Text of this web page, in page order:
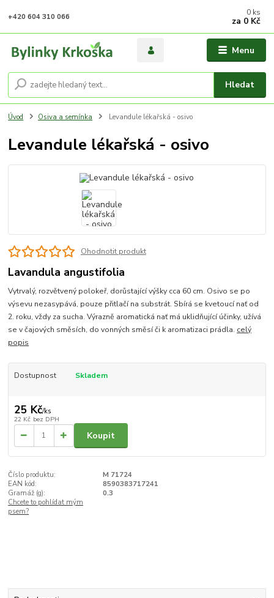
Menu
Hledat
+420 604 310 066 0 ks
za 0 Kč
Úvod Osiva a semínka Levandule lékařská - osivo
Levandule lékařská - osivo
Ohodnotit produkt
Lavandula angustifolia
Vytrvalý, rozvětvený polokeř, dorůstající výšky cca 60 cm. Osivo se po
výsevu nezasypává, pouze přitlačí na substrát. Sbírá se kvetoucí nať od
2. roku, vždy za sucha. Výrazně aromatická nať má uklidňující účinky, užívá
se v čajových směsích, do vonných směsí či k aromatizaci prádla. celý
popis
Dostupnost Skladem
25 Kč/ks
22 Kč bez DPH
Koupit
Číslo produktu:
M 71724
EAN kód:
8590383717241
Gramáž (g):
0.3
Chcete to pohlídat mým
psem?